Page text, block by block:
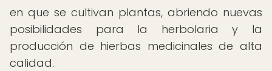
en que se cultivan plantas, abriendo nuevas
posibilidades para la herbolaria y la
producción de hierbas medicinales de alta
calidad.